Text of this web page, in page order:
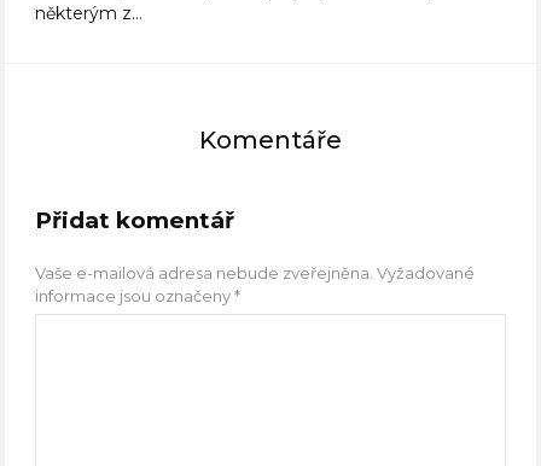
některým z…
Komentáře
Přidat komentář
Vaše e-mailová adresa nebude zveřejněna. Vyžadované
informace jsou označeny*